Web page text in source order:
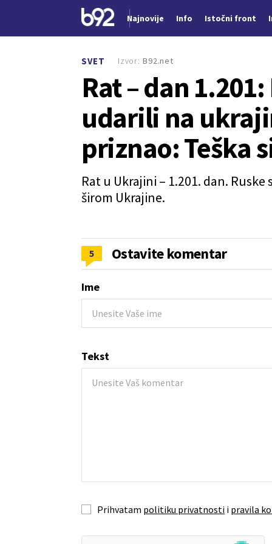
Najnovije Info Istočni front
SVET
Rat – dan
udarili na
priznao: Teška
Rat u Ukrajini – 1.201. dan.
širom Ukrajine.
Izvor: B92.net
5 Ostavite komentar
Ime
Tekst
Prihvatam politiku privatnosti i pravila